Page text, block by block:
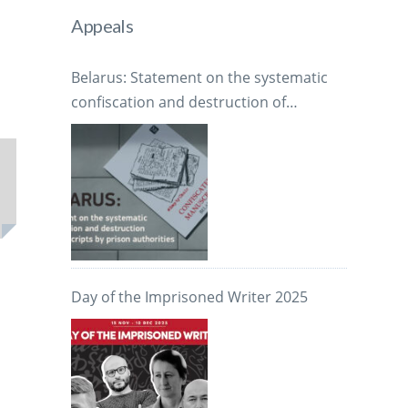
Appeals
Belarus: Statement on the systematic
confiscation and destruction of
manuscripts by prison authorities
Day of the Imprisoned Writer 2025